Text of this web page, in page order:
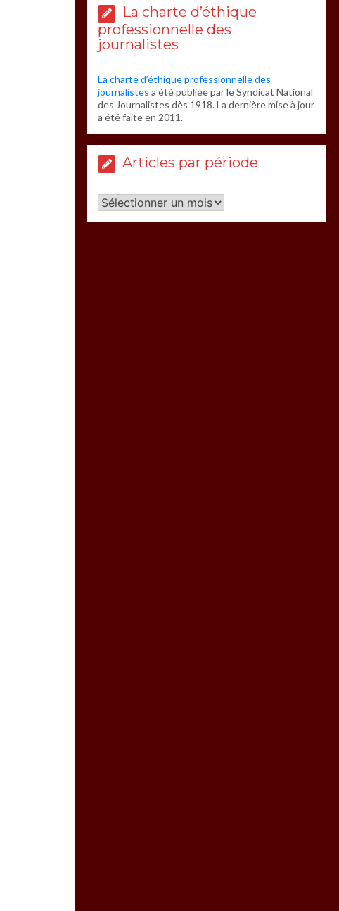
La charte d’éthique
professionnelle des
journalistes
La charte d’éthique professionnelle des
journalistes a été publiée par le Syndicat National
des Journalistes dès 1918. La dernière mise à jour
a été faite en 2011.
Articles par période
Articles
par